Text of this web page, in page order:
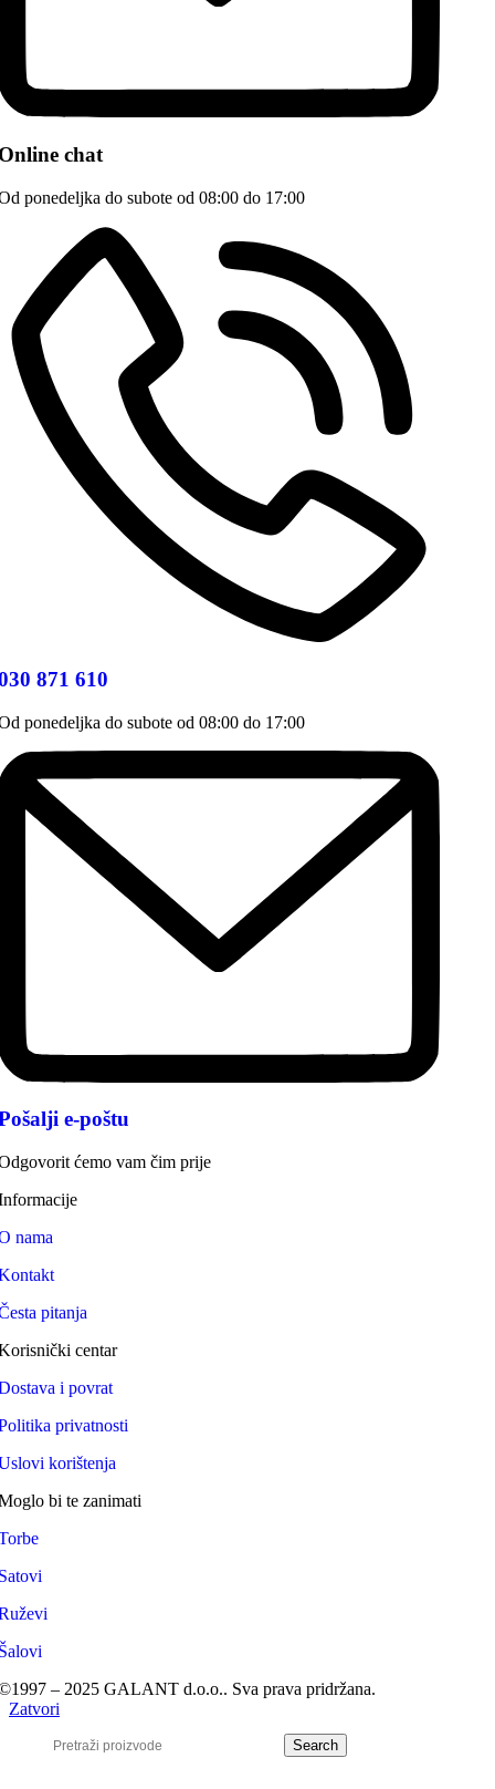
chat
ponedeljka do subote od 08:00 do 17:00
871 610
ponedeljka do subote od 08:00 do 17:00
e-poštu
ćemo vam čim prije
nama
pitanja
centar
i povrat
privatnosti
korištenja
bi te zanimati
– 2025 GALANT d.o.o.. Sva prava pridržana.
Zatvori
Search